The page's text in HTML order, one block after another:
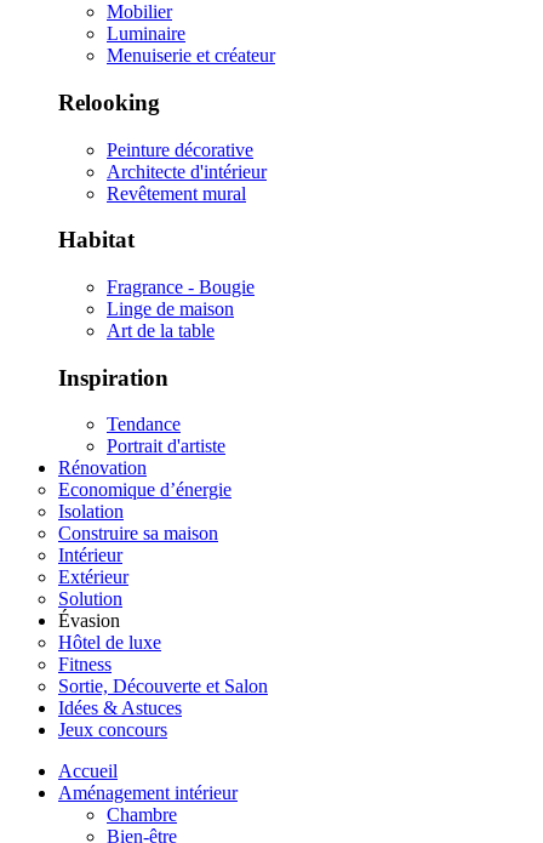
Mobilier
Luminaire
Menuiserie et créateur
Relooking
Peinture décorative
Architecte d'intérieur
Revêtement mural
Habitat
Fragrance - Bougie
Linge de maison
Art de la table
Inspiration
Tendance
Portrait d'artiste
Rénovation
Economique d’énergie
Isolation
Construire sa maison
Intérieur
Extérieur
Solution
Évasion
Hôtel de luxe
Fitness
Sortie, Découverte et Salon
Idées & Astuces
Jeux concours
Accueil
Aménagement intérieur
Chambre
Bien-être